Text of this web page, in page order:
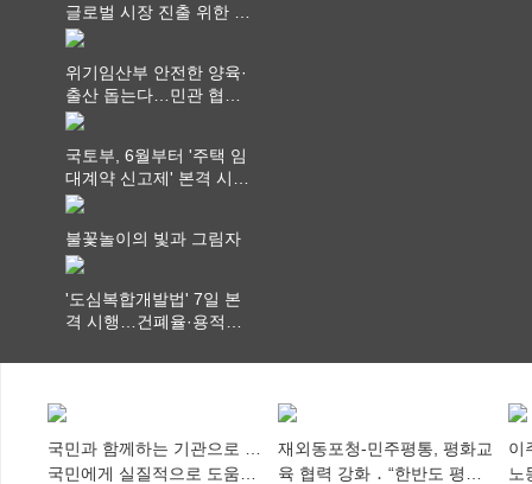
글로벌 시장 진출 위한 전
략적 업무협약 체결
위기임산부 안전한 양육·
출산 돕는다…민관 협력
체계 구축
국토부, 6월부터 '주택 임
대계약 신고제' 본격 시
행…실거래가 투명화 기
불꽃놀이의 빛과 그림자
'도심복합개발법' 7일 본
격 시행…건폐율·용적률
국민과 함께하는 기관으로 …
국민에게 실질적으로 도움이
재외동포청-민주평통, 평화교
육 협력 강화 ․ “한반도 평화,
이
노